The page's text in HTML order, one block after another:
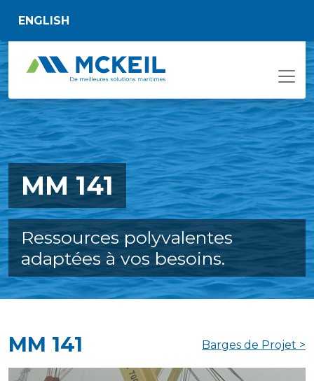
ENGLISH
MM 141
Ressources polyvalentes
adaptées à vos besoins.
MM 141 Barges de Projet >